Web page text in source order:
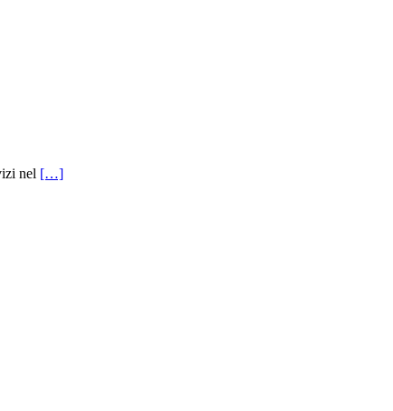
nel […]